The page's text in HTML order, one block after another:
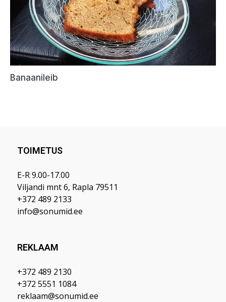
TOIMETUS
E-R 9.00-17.00
Viljandi mnt 6, Rapla 79511
+372 489 2133
info@sonumid.ee
REKLAAM
+372 489 2130
+372 5551 1084
reklaam@sonumid.ee